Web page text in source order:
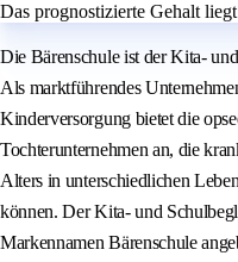
Das prognostizierte Gehalt
Die Bärenschule ist der Kita-
Als marktführendes
Kinderversorgung bietet die
Tochterunternehmen an, die
Alters in unterschiedlichen
können. Der Kita- und
Markennamen Bärenschule